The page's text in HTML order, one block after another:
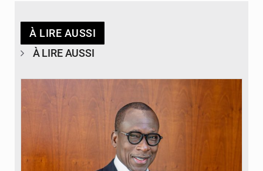
À LIRE AUSSI
À LIRE AUSSI